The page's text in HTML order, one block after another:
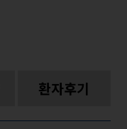
환자후기